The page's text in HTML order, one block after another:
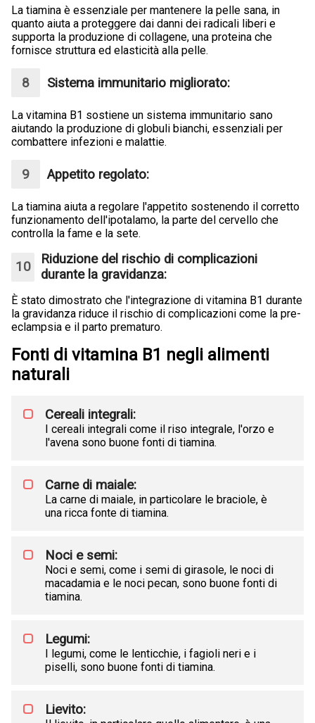
La tiamina è essenziale per mantenere la pelle sana, in
quanto aiuta a proteggere dai danni dei radicali liberi e
supporta la produzione di collagene, una proteina che
fornisce struttura ed elasticità alla pelle.
Sistema immunitario migliorato:
La vitamina B1 sostiene un sistema immunitario sano
aiutando la produzione di globuli bianchi, essenziali per
combattere infezioni e malattie.
Appetito regolato:
La tiamina aiuta a regolare l'appetito sostenendo il corretto
funzionamento dell'ipotalamo, la parte del cervello che
controlla la fame e la sete.
Riduzione del rischio di complicazioni
durante la gravidanza:
È stato dimostrato che l'integrazione di vitamina B1 durante
la gravidanza riduce il rischio di complicazioni come la pre-
eclampsia e il parto prematuro.
Fonti di vitamina B1 negli alimenti
naturali
Cereali integrali:
I cereali integrali come il riso integrale, l'orzo e
l'avena sono buone fonti di tiamina.
Carne di maiale:
La carne di maiale, in particolare le braciole, è
una ricca fonte di tiamina.
Noci e semi:
Noci e semi, come i semi di girasole, le noci di
macadamia e le noci pecan, sono buone fonti di
tiamina.
Legumi:
I legumi, come le lenticchie, i fagioli neri e i
piselli, sono buone fonti di tiamina.
Lievito: